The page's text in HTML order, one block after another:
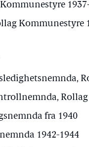
Kommunestyre
Rollag
fra 1940
1942-1944